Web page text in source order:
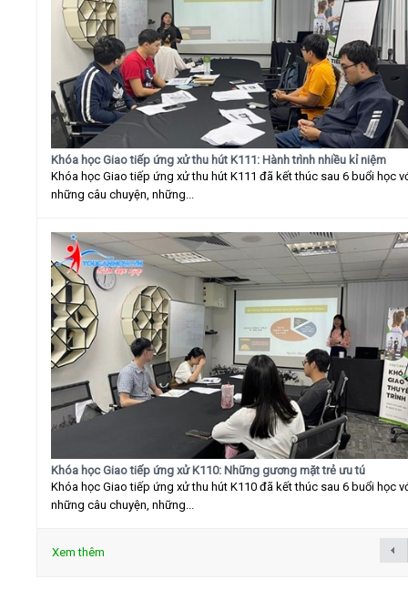
Khóa học Giao tiếp ứng xử thu hút K111: Hành trình nhiều kỉ niệm
Khóa học Giao tiếp ứng xử thu hút K111 đã kết thúc sau 6 buổi học
những câu chuyện, những...
Khóa học Giao tiếp ứng xử K110: Những gương mặt trẻ ưu tú
Khóa học Giao tiếp ứng xử thu hút K110 đã kết thúc sau 6 buổi học
những câu chuyện, những...
Xem thêm